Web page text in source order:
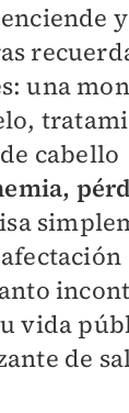
una
cabello
vida
de